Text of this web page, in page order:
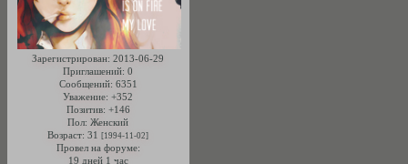
Зарегистрирован: 2013-06-29
Приглашений: 0
Сообщений: 6351
Уважение: +352
Позитив: +146
Пол: Женский
Возраст: 31[1994-11-02]
Провел на форуме:
19 дней 1 час